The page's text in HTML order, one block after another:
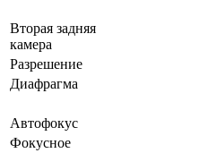
Вторая задняя
камера
Разрешение
Диафрагма
Автофокус
Фокусное